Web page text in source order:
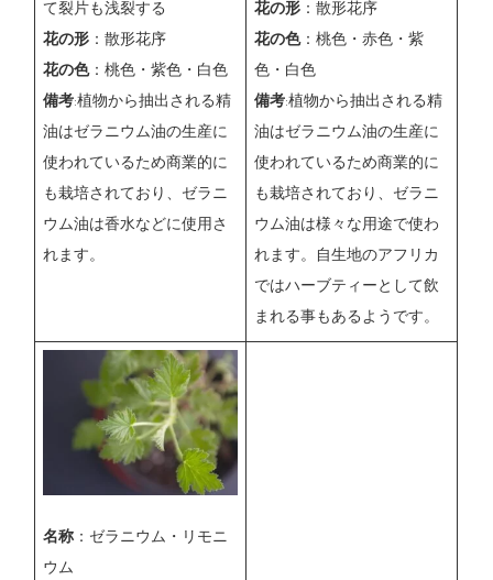
て裂片も浅裂する
花の形 ：散形花序
花の色：桃色・紫色・白色
備考:植物から抽出される精
油はゼラニウム油の生産に
使われているため商業的に
も栽培されており、ゼラニ
ウム油は香水などに使用さ
れます。
花の形 ：散形花序
花の色：桃色・赤色・紫
色・白色
備考:植物から抽出される精
油はゼラニウム油の生産に
使われているため商業的に
も栽培されており、ゼラニ
ウム油は様々な用途で使わ
れます。自生地のアフリカ
ではハーブティーとして飲
まれる事もあるようです。
名称 ：ゼラニウム・リモニ
ウム